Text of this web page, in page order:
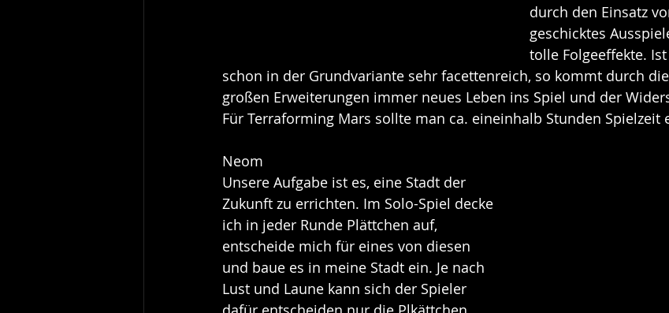
durch den Einsatz
geschicktes
tolle Folgeeffekte.
schon in der Grundvariante sehr facettenreich, so kommt durch
großen Erweiterungen immer neues Leben ins Spiel und der
Für Terraforming Mars sollte man ca. eineinhalb Stunden Spielzeit
Neom
Unsere Aufgabe ist es, eine Stadt der
Zukunft zu errichten. Im Solo-Spiel decke
ich in jeder Runde Plättchen auf,
entscheide mich für eines von diesen
und baue es in meine Stadt ein. Je nach
Lust und Laune kann sich der Spieler